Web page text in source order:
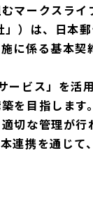
マークスライ
）は、日本
に係る基本
ービス」を活
を目指します。
切な管理が行
連携を通じて